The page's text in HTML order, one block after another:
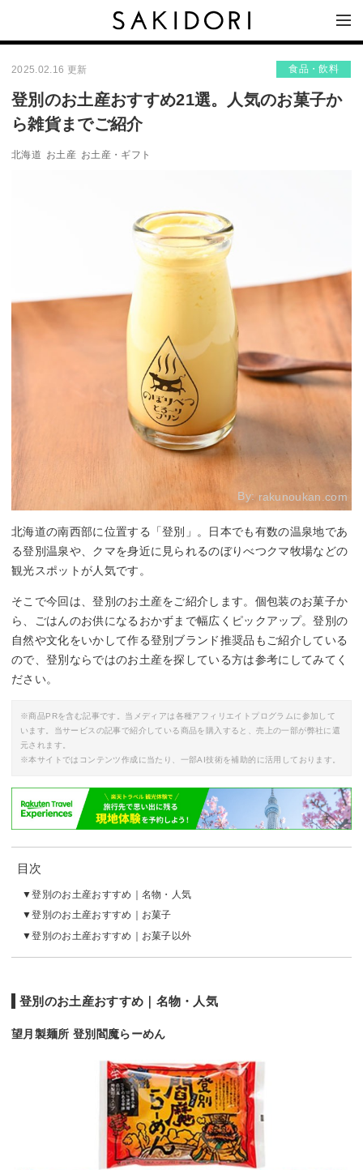
2025.02.16 更新 食品・飲料
登別のお土産おすすめ21選。人気のお菓子か
ら雑貨までご紹介
北海道 お土産 お土産・ギフト
By: rakunoukan.com
北海道の南西部に位置する「登別」。日本でも有数の温泉地であ
る登別温泉や、クマを身近に見られるのぼりべつクマ牧場などの
観光スポットが人気です。
そこで今回は、登別のお土産をご紹介します。個包装のお菓子か
ら、ごはんのお供になるおかずまで幅広くピックアップ。登別の
自然や文化をいかして作る登別ブランド推奨品もご紹介している
ので、登別ならではのお土産を探している方は参考にしてみてく
ださい。
※商品PRを含む記事です。当メディアは各種アフィリエイトプログラムに参加して
います。当サービスの記事で紹介している商品を購入すると、売上の一部が弊社に還
元されます。
※本サイトではコンテンツ作成に当たり、一部AI技術を補助的に活用しております。
目次
登別のお土産おすすめ｜名物・人気
登別のお土産おすすめ｜お菓子
登別のお土産おすすめ｜お菓子以外
登別のお土産おすすめ｜名物・人気
望月製麺所 登別閻魔らーめん